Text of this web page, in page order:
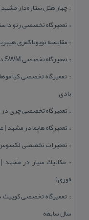
::چهار هتل‌ ستاره‌دار مشهد با فاصله
:: تعمیرگاه تخصصی رنو داستر در مشهد | ۱۰
:: مقایسه تویوتا كمری
:: تعمیرگاه تخصصی SWM در مشهد | تعمیر موتور، گیربكس و عیب‌یابی برق
:: تعمیرگاه تخصصی كیا
بادی
:: تعمیرگاه تخصصی چری در مشهد | ۱۰ سال تجربه
:: تعمیرگاه هایما در
:: تعمیرات تخصصی لكسوس
:: مكانیك سیار در
فوری)
::
سال سابقه